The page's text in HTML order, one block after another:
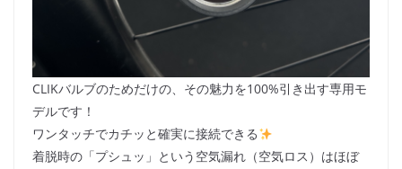
CLIKバルブのためだけの、その魅力を100%引き出す専用モ
デルです！
ワンタッチでカチッと確実に接続できる
着脱時の「プシュッ」という空気漏れ（空気ロス）はほぼ